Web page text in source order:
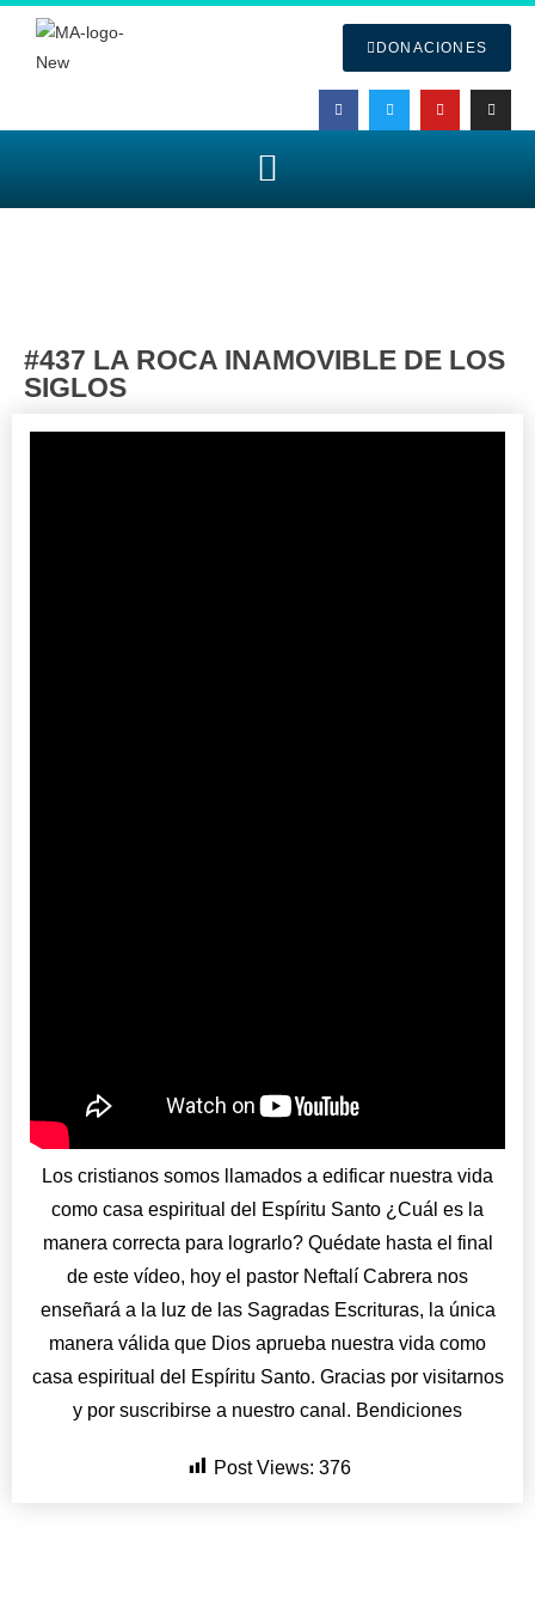
DONACIONES
#437 LA ROCA INAMOVIBLE DE LOS
SIGLOS
Los cristianos somos llamados a edificar nuestra vida
como casa espiritual del Espíritu Santo ¿Cuál es la
manera correcta para lograrlo? Quédate hasta el final
de este vídeo, hoy el pastor Neftalí Cabrera nos
enseñará a la luz de las Sagradas Escrituras, la única
manera válida que Dios aprueba nuestra vida como
casa espiritual del Espíritu Santo. Gracias por visitarnos
y por suscribirse a nuestro canal. Bendiciones
Post Views: 376